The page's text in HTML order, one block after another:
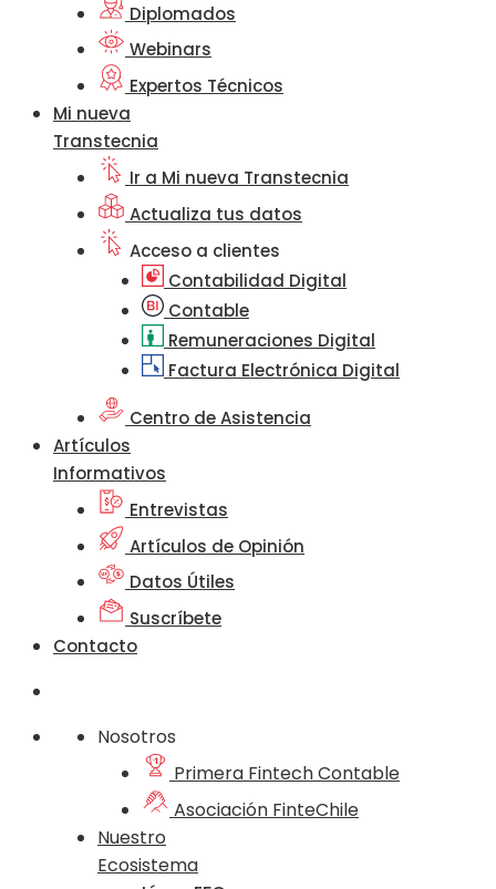
Diplomados
Webinars
Expertos Técnicos
Mi nueva
Transtecnia
Ir a Mi nueva Transtecnia
Actualiza tus datos
Acceso a clientes
Contabilidad Digital
Contable
Remuneraciones Digital
Factura Electrónica Digital
Centro de Asistencia
Artículos
Informativos
Entrevistas
Artículos de Opinión
Datos Útiles
Suscríbete
Contacto
Nosotros
Primera Fintech Contable
Asociación FinteChile
Nuestro
Ecosistema